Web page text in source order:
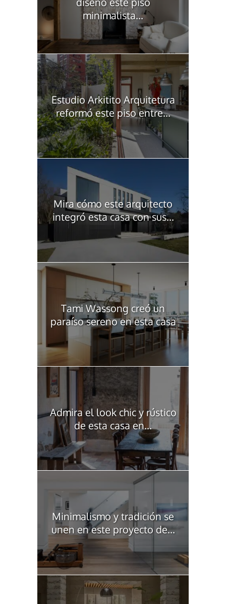
minimalista...
Estudio Arkitito Arquitetura
reformó este piso entre...
Mira cómo este arquitecto
integró esta casa con sus...
Tami Wassong creó un
paraíso sereno en esta casa
Admira el look chic y rústico
de esta casa en...
Minimalismo y tradición se
unen en este proyecto de...